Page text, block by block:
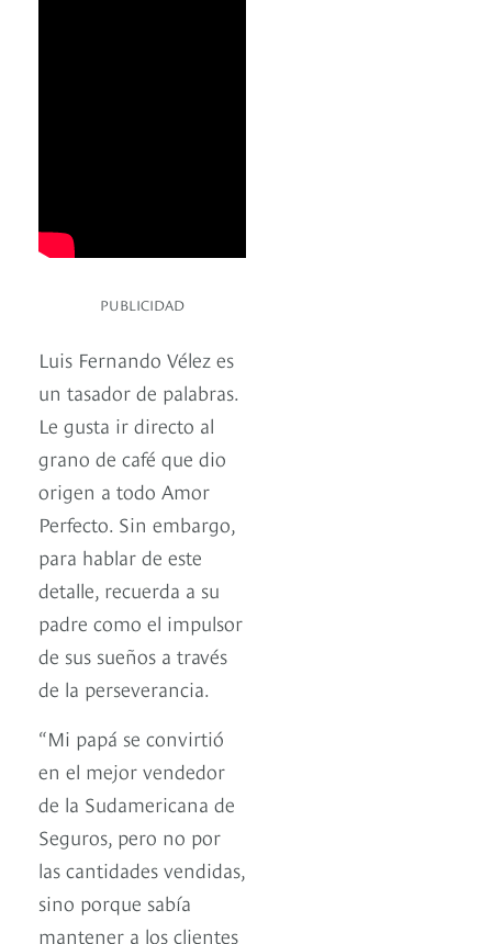
PUBLICIDAD
Luis Fernando Vélez es
un tasador de palabras.
Le gusta ir directo al
grano de café que dio
origen a todo Amor
Perfecto. Sin embargo,
para hablar de este
detalle, recuerda a su
padre como el impulsor
de sus sueños a través
de la perseverancia.
“Mi papá se convirtió
en el mejor vendedor
de la Sudamericana de
Seguros, pero no por
las cantidades vendidas,
sino porque sabía
mantener a los clientes